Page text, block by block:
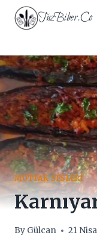
Skip
TuzBiber.Co
MUTFAK SESLERI
By Gülcan 21